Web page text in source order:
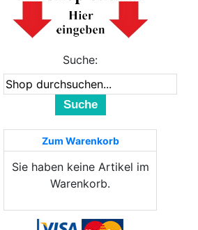
Suche:
Suche
Zum Warenkorb
Sie haben keine Artikel im
Warenkorb.